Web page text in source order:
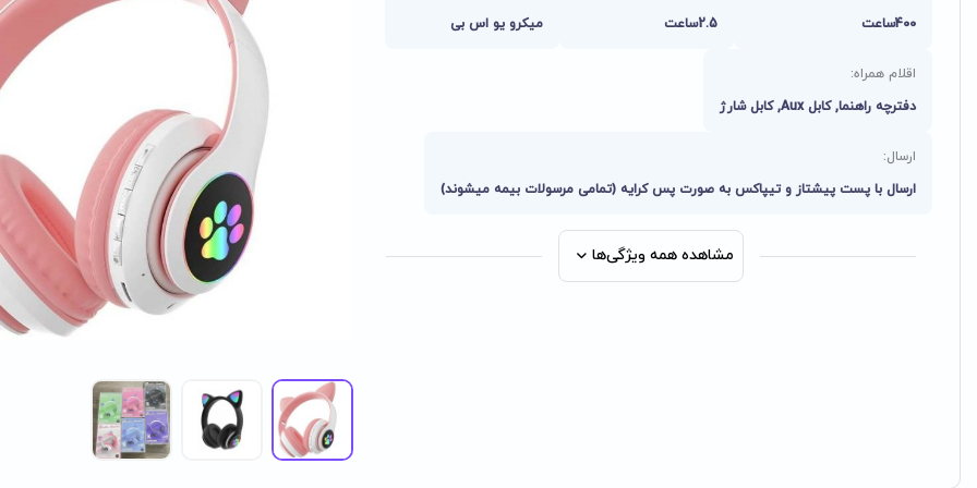
400ساعت 2.5ساعت میکرو یو اس بی
اقلام همراه:
دفترچه راهنما, کابل Aux, کابل شارژ
ارسال:
ارسال با پست پیشتاز و تیپاکس به صورت پس کرایه (تمامی مرسولات بیمه میشوند)
مشاهده همه ویژگی‌ها